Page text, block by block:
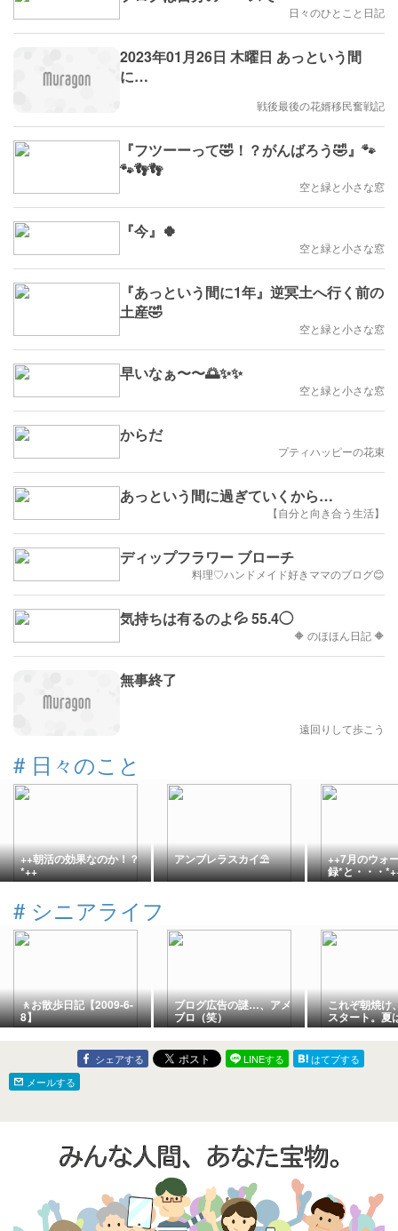
日々のひとこと日記
2023年01月26日 木曜日 あっという間
に…
戦後最後の花婿移民奮戦記
『フツーーって🤣！？がんばろう🤣』🐾
🐾👣👣
空と緑と小さな窓
『今』🍀
空と緑と小さな窓
『あっという間に1年』逆冥土へ行く前の
土産🤣
空と緑と小さな窓
早いなぁ〜〜🌅✨✨
空と緑と小さな窓
からだ
プティハッピーの花束
あっという間に過ぎていくから…
【自分と向き合う生活】
ディップフラワー ブローチ
料理♡ハンドメイド好きママのブログ😊
気持ちは有るのよ💦 55.4◯
🔶 のほほん日記 🔶
無事終了
遠回りして歩こう
# 日々のこと
++朝活の効果なのか！？
*++
アンブレラスカイ⛱️ ++7月のウォ
録*と・・・
# シニアライフ
🚶お散歩日記【2009-6-
8】
ブログ広告の謎…、アメ
ブロ（笑）
これぞ朝焼け
スタート。夏
イド。
シェアする LINEする
はてブする
メールする